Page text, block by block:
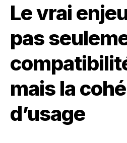
Le vrai
pas
mais la
d’usage